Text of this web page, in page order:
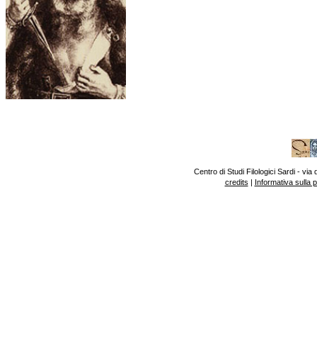
Centro di Studi Filologici Sardi - via
credits | Informativa sulla